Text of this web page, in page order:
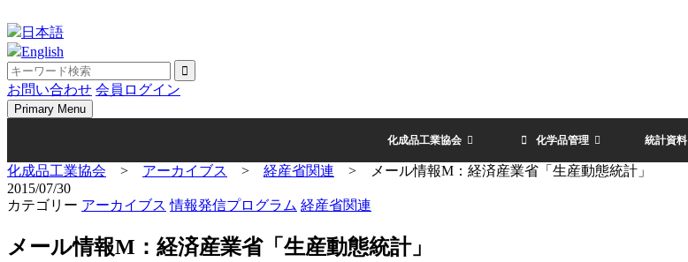
to
content
日本語
English
お問い合わせ 会員ログイン
Primary Menu
化成品工業協会 化学品管理 統計資料
化成品工業協会 > アーカイブス > 経産省関連 >
メール情報M：経済産業省「生産動態統計」
2015/07/30
カテゴリー アーカイブス 情報発信プログラム 経産省関連
メール情報M：経済産業省「生産動態統計」